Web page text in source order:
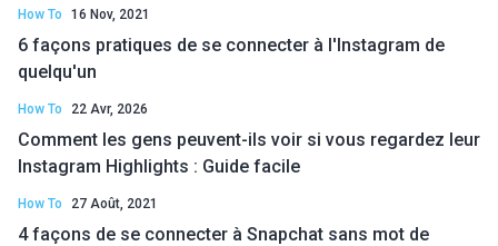
How To 16 Nov, 2021
6 façons pratiques de se connecter à l'Instagram de
quelqu'un
How To 22 Avr, 2026
Comment les gens peuvent-ils voir si vous regardez leur
Instagram Highlights : Guide facile
How To 27 Août, 2021
4 façons de se connecter à Snapchat sans mot de